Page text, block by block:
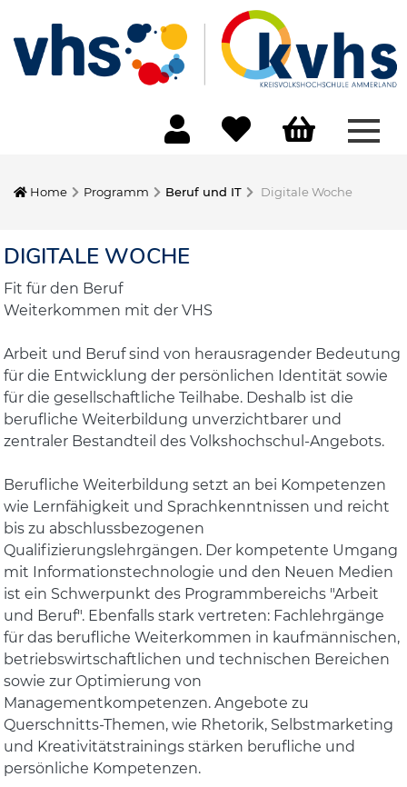
Home Programm Beruf und IT Digitale Woche
DIGITALE WOCHE
Fit für den Beruf
Weiterkommen mit der VHS
Arbeit und Beruf sind von herausragender Bedeutung
für die Entwicklung der persönlichen Identität sowie
für die gesellschaftliche Teilhabe. Deshalb ist die
berufliche Weiterbildung unverzichtbarer und
zentraler Bestandteil des Volkshochschul-Angebots.
Berufliche Weiterbildung setzt an bei Kompetenzen
wie Lernfähigkeit und Sprachkenntnissen und reicht
bis zu abschlussbezogenen
Qualifizierungslehrgängen. Der kompetente Umgang
mit Informationstechnologie und den Neuen Medien
ist ein Schwerpunkt des Programmbereichs "Arbeit
und Beruf". Ebenfalls stark vertreten: Fachlehrgänge
für das berufliche Weiterkommen in kaufmännischen,
betriebswirtschaftlichen und technischen Bereichen
sowie zur Optimierung von
Managementkompetenzen. Angebote zu
Querschnitts-Themen, wie Rhetorik, Selbstmarketing
und Kreativitätstrainings stärken berufliche und
persönliche Kompetenzen.